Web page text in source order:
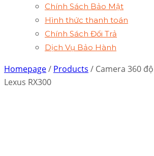
Chính Sách Bảo Mật
Hình thức thanh toán
Chính Sách Đổi Trả
Dịch Vụ Bảo Hành
Homepage/ Products / Camera 360
Lexus RX300